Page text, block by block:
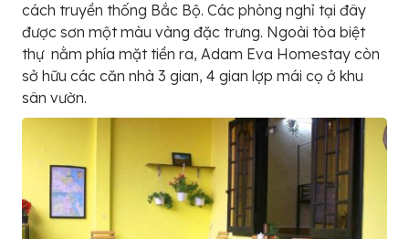
cách truyền thống Bắc Bộ. Các phòng nghỉ tại đây
được sơn một màu vàng đặc trưng. Ngoài tòa biệt
thự nằm phía mặt tiền ra, Adam Eva Homestay còn
sở hữu các căn nhà 3 gian, 4 gian lợp mái cọ ở khu
sân vườn.